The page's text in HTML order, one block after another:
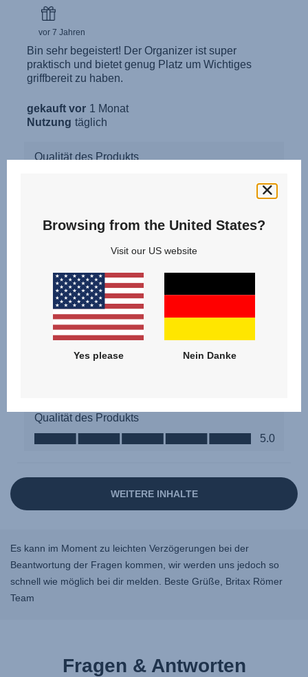
Es kann im Moment zu leichten Verzögerungen bei der
Beantwortung der Fragen kommen, wir werden uns jedoch so
schnell wie möglich bei dir melden. Beste Grüße, Britax Römer
Team
Fragen & Antworten
Browsing from the United States?
Visit our US website
Yes please Nein Danke